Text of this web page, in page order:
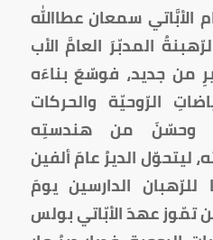
سمعان عطاالله
كلّفتِ الرّهبنةُ المدبّرَ العامَّ الأب
من جديد، فوسّعَ بناءَه
الرّوحيّة والحركات
وحسّنَ من هندستِه
ليتحوّل الديرُ عامَ ألفين
مسكنًا للرّهبان الدارسين يومَ
عهدَ الأبّاتي بولس